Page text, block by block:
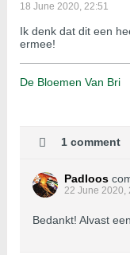
18 June 2020, 22:51
Ik denk dat dit een
ermee!
De Bloemen Van Bri
1 comment
Padloos
22 June 2020,
Bedankt! Alvast